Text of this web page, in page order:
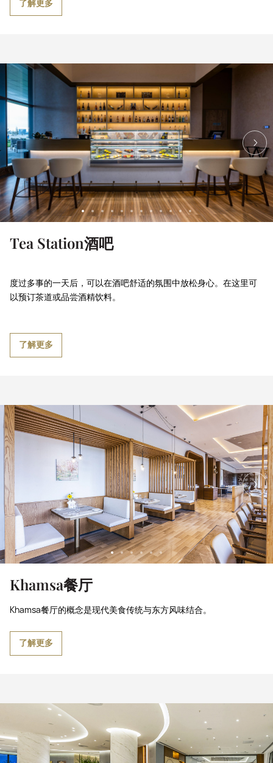
了解更多
Tea Station酒吧
度过多事的一天后，可以在酒吧舒适的氛围中放松身心。在这里可
以预订茶道或品尝酒精饮料。
了解更多
Khamsa餐厅
Khamsa餐厅的概念是现代美食传统与东方风味结合。
了解更多